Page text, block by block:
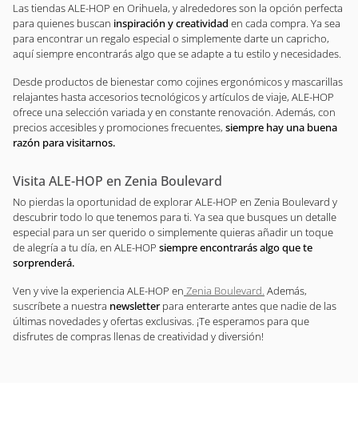
Las tiendas ALE-HOP en Orihuela, y alrededores son la opción perfecta
para quienes buscan inspiración y creatividad en cada compra. Ya sea
para encontrar un regalo especial o simplemente darte un capricho,
aquí siempre encontrarás algo que se adapte a tu estilo y necesidades.
Desde productos de bienestar como cojines ergonómicos y mascarillas
relajantes hasta accesorios tecnológicos y artículos de viaje, ALE-HOP
ofrece una selección variada y en constante renovación. Además, con
precios accesibles y promociones frecuentes, siempre hay una buena
razón para visitarnos.
Visita ALE-HOP en Zenia Boulevard
No pierdas la oportunidad de explorar ALE-HOP en Zenia Boulevard y
descubrir todo lo que tenemos para ti. Ya sea que busques un detalle
especial para un ser querido o simplemente quieras añadir un toque
de alegría a tu día, en ALE-HOP siempre encontrarás algo que te
sorprenderá.
Ven y vive la experiencia ALE-HOP en Zenia Boulevard. Además,
suscríbete a nuestra newsletterpara enterarte antes que nadie de las
últimas novedades y ofertas exclusivas. ¡Te esperamos para que
disfrutes de compras llenas de creatividad y diversión!